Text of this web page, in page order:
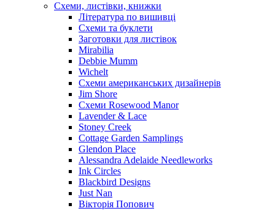
Схеми, листівки, книжки
Література по вишивці
Схеми та буклети
Заготовки для листівок
Mirabilia
Debbie Mumm
Wichelt
Схеми американських дизайнерів
Jim Shore
Cхеми Rosewood Manor
Lavender & Lace
Stoney Creek
Cottage Garden Samplings
Glendon Place
Alessandra Adelaide Needleworks
Ink Circles
Blackbird Designs
Just Nan
Вікторія Попович